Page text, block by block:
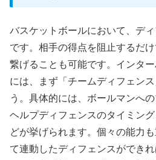
バスケットボールにおいて、デ
です。相手の得点を阻止するだ
繋げることも可能です。インタ
には、まず「チームディフェン
う。具体的には、ボールマンへ
ヘルプディフェンスのタイミン
どが挙げられます。個々の能力
て連動したディフェンスができ